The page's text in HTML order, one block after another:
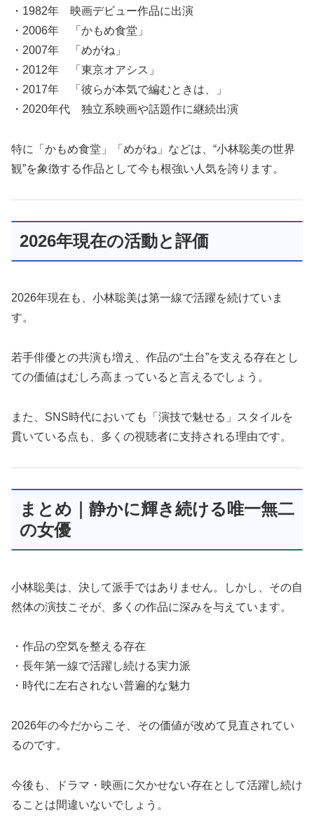
・1982年 映画デビュー作品に出演
・2006年 「かもめ食堂」
・2007年 「めがね」
・2012年 「東京オアシス」
・2017年 「彼らが本気で編むときは、」
・2020年代 独立系映画や話題作に継続出演
特に「かもめ食堂」「めがね」などは、“小林聡美の世界
観”を象徴する作品として今も根強い人気を誇ります。
2026年現在の活動と評価
2026年現在も、小林聡美は第一線で活躍を続けていま
す。
若手俳優との共演も増え、作品の“土台”を支える存在とし
ての価値はむしろ高まっていると言えるでしょう。
また、SNS時代においても「演技で魅せる」スタイルを
貫いている点も、多くの視聴者に支持される理由です。
まとめ｜静かに輝き続ける唯一無二
の女優
小林聡美は、決して派手ではありません。しかし、その自
然体の演技こそが、多くの作品に深みを与えています。
・作品の空気を整える存在
・長年第一線で活躍し続ける実力派
・時代に左右されない普遍的な魅力
2026年の今だからこそ、その価値が改めて見直されてい
るのです。
今後も、ドラマ・映画に欠かせない存在として活躍し続け
ることは間違いないでしょう。